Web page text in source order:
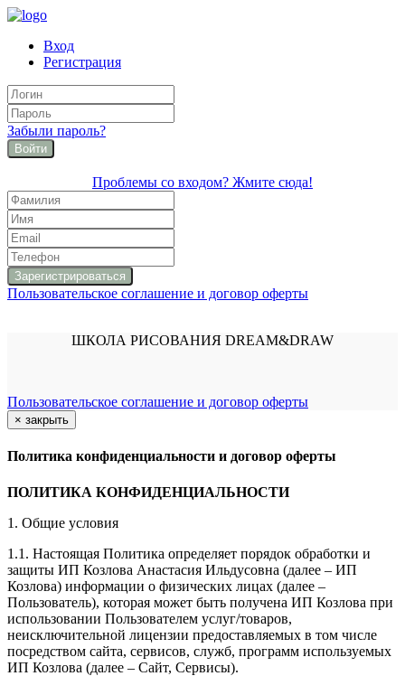
Вход
Регистрация
Забыли пароль?
Войти
Проблемы со входом? Жмите сюда!
Пользовательское соглашение и договор оферты
ШКОЛА РИСОВАНИЯ DREAM&DRAW
Пользовательское соглашение и договор оферты
× закрыть
Политика конфиденциальности и договор оферты
ПОЛИТИКА КОНФИДЕНЦИАЛЬНОСТИ
1. Общие условия
1.1. Настоящая Политика определяет порядок обработки и
защиты ИП Козлова Анастасия Ильдусовна (далее – ИП
Козлова) информации о физических лицах (далее –
Пользователь), которая может быть получена ИП Козлова при
использовании Пользователем услуг/товаров,
неисключительной лицензии предоставляемых в том числе
посредством сайта, сервисов, служб, программ используемых
ИП Козлова (далее – Сайт, Сервисы).